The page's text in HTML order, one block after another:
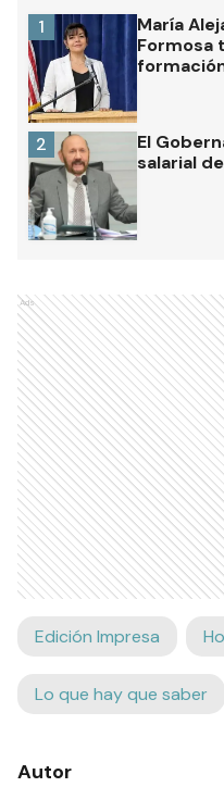
María
Formosa
1
El
salarial
2
Ads
Edición Impresa
Lo que hay que saber
Autor